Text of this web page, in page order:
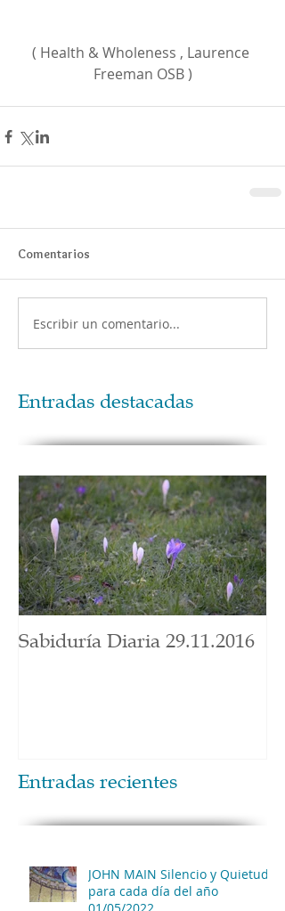
( Health & Wholeness , Laurence
Freeman OSB )
Comentarios
Escribir un comentario...
Entradas destacadas
Sabiduría Diaria 29.11.2016
Entradas recientes
JOHN MAIN Silencio y Quietud
para cada día del año